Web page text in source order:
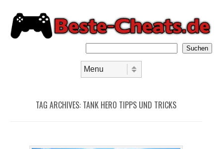
Suchen
TAG ARCHIVES: TANK HERO TIPPS UND TRICKS